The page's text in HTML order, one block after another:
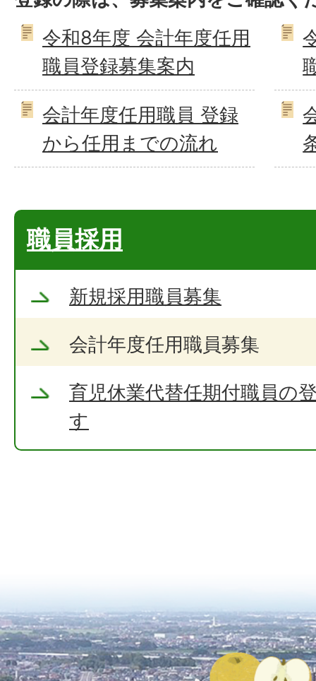
令和8年度 会計年度任用
職員登録募集案内
会計年度任用職員 登録
から任用までの流れ
職員採用
新規採用職員募集
会計年度任用職員募集
育児休業代替任期付職員の
す